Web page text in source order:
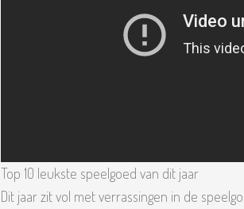
Top 10 leukste speelgoed van dit jaar
Dit jaar zit vol met verrassingen in de